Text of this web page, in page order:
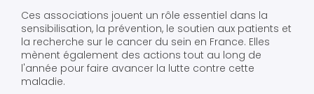
Ces associations jouent un rôle essentiel dans la
sensibilisation, la prévention, le soutien aux patients et
la recherche sur le cancer du sein en France. Elles
mènent également des actions tout au long de
l'année pour faire avancer la lutte contre cette
maladie.